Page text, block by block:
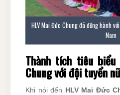
HLV Mai Đức Chung đã đồng hành
Nam
Thành tích tiêu
Chung với đội tuyển
Khi nói đến HLV Mai Đức